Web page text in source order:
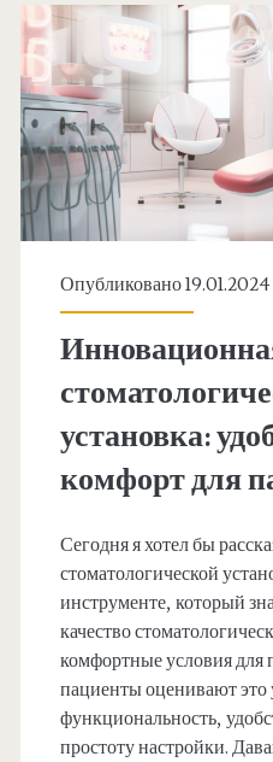
Опубликовано 19.01.2024
установка:
комфорт для
Сегодня я хотел бы
стоматологической
инструменте, который
качество
комфортные условия для
пациенты оценивают это
функциональность,
простоту настройки.